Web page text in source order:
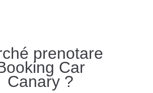
prenotare
Car
Canary ?